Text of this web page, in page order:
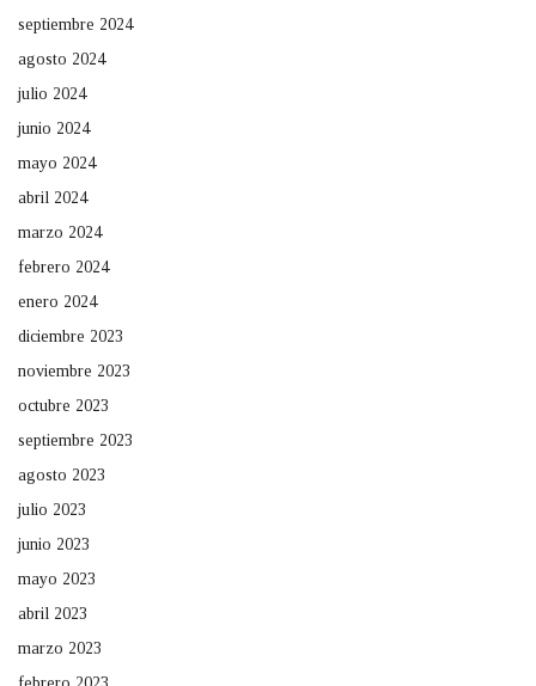
septiembre 2024
agosto 2024
julio 2024
junio 2024
mayo 2024
abril 2024
marzo 2024
febrero 2024
enero 2024
diciembre 2023
noviembre 2023
octubre 2023
septiembre 2023
agosto 2023
julio 2023
junio 2023
mayo 2023
abril 2023
marzo 2023